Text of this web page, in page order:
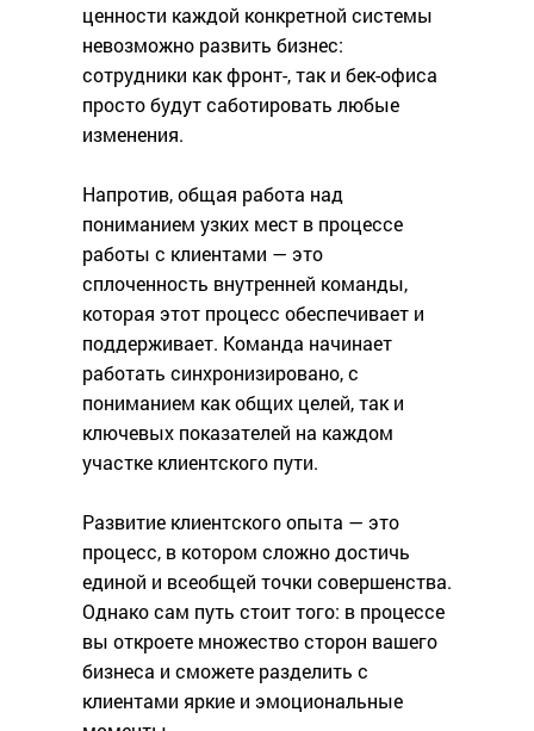
ценности каждой конкретной системы
невозможно развить бизнес:
сотрудники как фронт-, так и бек-офиса
просто будут саботировать любые
изменения.
Напротив, общая работа над
пониманием узких мест в процессе
работы с клиентами — это
сплоченность внутренней команды,
которая этот процесс обеспечивает и
поддерживает. Команда начинает
работать синхронизировано, с
пониманием как общих целей, так и
ключевых показателей на каждом
участке клиентского пути.
Развитие клиентского опыта — это
процесс, в котором сложно достичь
единой и всеобщей точки совершенства.
Однако сам путь стоит того: в процессе
вы откроете множество сторон вашего
бизнеса и сможете разделить с
клиентами яркие и эмоциональные